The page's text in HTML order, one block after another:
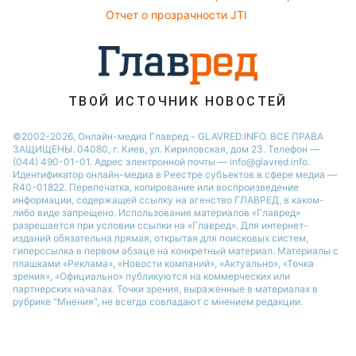
София Ротару
Новости ХарьковаОтчет о прозрачности JTI
ТВОЙ ИСТОЧНИК НОВОСТЕЙ
©2002-2026, Онлайн-медиа Главред - GLAVRED.INFO. ВСЕ ПРАВА
ЗАЩИЩЕНЫ. 04080, г. Киев, ул. Кириловская, дом 23. Телефон —
(044) 490-01-01. Адрес электронной почты — info@glavred.info.
Идентификатор онлайн-медиа в Реестре cубъектов в сфере медиа —
R40-01822. Перепечатка, копирование или воспроизведение
информации, содержащей ссылку на агенство ГЛАВРЕД, в каком-
либо виде запрещено. Использование материалов «Главред»
разрешается при условии ссылки на «Главред». Для интернет-
изданий обязательна прямая, открытая для поисковых систем,
гиперссылка в первом абзаце на конкретный материал. Материалы с
плашками «Реклама», «Новости компаний», «Актуально», «Точка
зрения», «Официально» публикуются на коммерческих или
партнерских началах. Точки зрения, выраженные в материалах в
рубрике "Мнения", не всегда совпадают с мнением редакции.